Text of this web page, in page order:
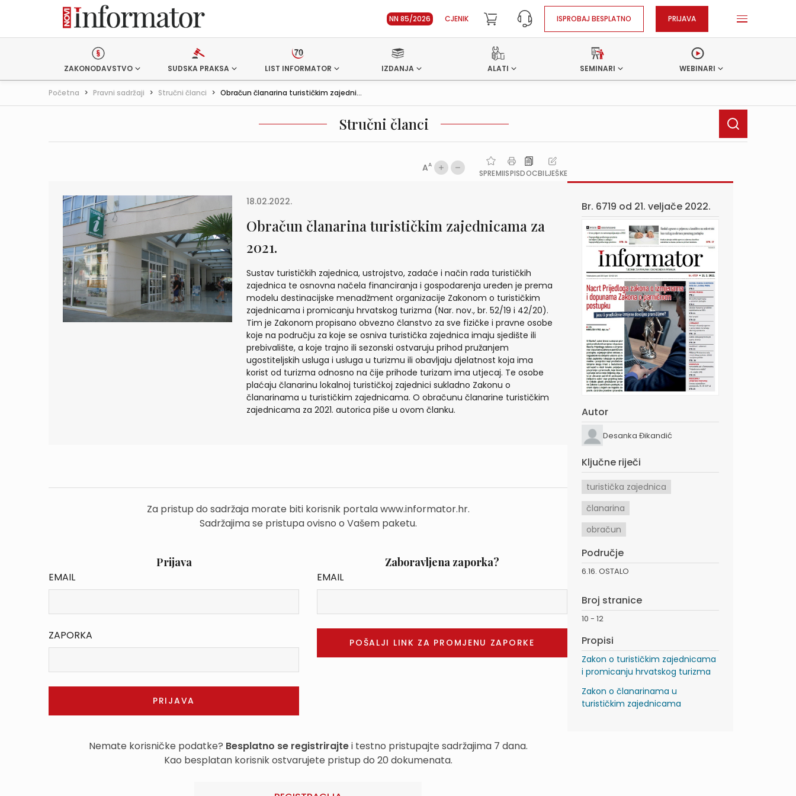
NN 85/2026 CJENIK ISPROBAJ BESPLATNO PRIJAVA
ZAKONODAVSTVO SUDSKA PRAKSA LIST INFORMATOR IZDANJA ALATI SEMINARI WEBINARI
Početna > Pravni sadržaji > Stručni članci > Obračun članarina turističkim zajedni...
Stručni članci
AA
SPREMIISPISDOCBILJEŠKE
18.02.2022.
Obračun članarina turističkim zajednicama za
2021.
Sustav turističkih zajednica, ustrojstvo, zadaće i način rada turističkih
zajednica te osnovna načela financiranja i gospodarenja uređen je prema
modelu destinacijske menadžment organizacije Zakonom o turističkim
zajednicama i promicanju hrvatskog turizma (Nar. nov., br. 52/19 i 42/20).
Tim je Zakonom propisano obvezno članstvo za sve fizičke i pravne osobe
koje na području za koje se osniva turistička zajednica imaju sjedište ili
prebivalište, a koje trajno ili sezonski ostvaruju prihod pružanjem
ugostiteljskih usluga i usluga u turizmu ili obavljaju djelatnost koja ima
korist od turizma odnosno na čije prihode turizam ima utjecaj. Te osobe
plaćaju članarinu lokalnoj turističkoj zajednici sukladno Zakonu o
članarinama u turističkim zajednicama. O obračunu članarine turističkim
zajednicama za 2021. autorica piše u ovom članku.
Za pristup do sadržaja morate biti korisnik portala www.informator.hr.
Sadržajima se pristupa ovisno o Vašem paketu.
Prijava
EMAIL
ZAPORKA
Zaboravljena zaporka?
EMAIL
Nemate korisničke podatke? Besplatno se registrirajtei testno pristupajte sadržajima 7 dana.
Kao besplatan korisnik ostvarujete pristup do 20 dokumenata.
Br. 6719 od 21. veljače 2022.
Autor
Desanka Đikandić
Ključne riječi
turistička zajednica
članarina
obračun
Područje
6.16. OSTALO
Broj stranice
10 - 12
Propisi
Zakon o turističkim zajednicama
i promicanju hrvatskog turizma
Zakon o članarinama u
turističkim zajednicama